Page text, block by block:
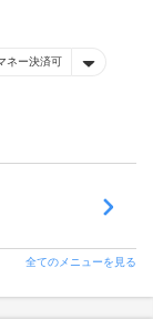
ネー決済可
全てのメニューを見る